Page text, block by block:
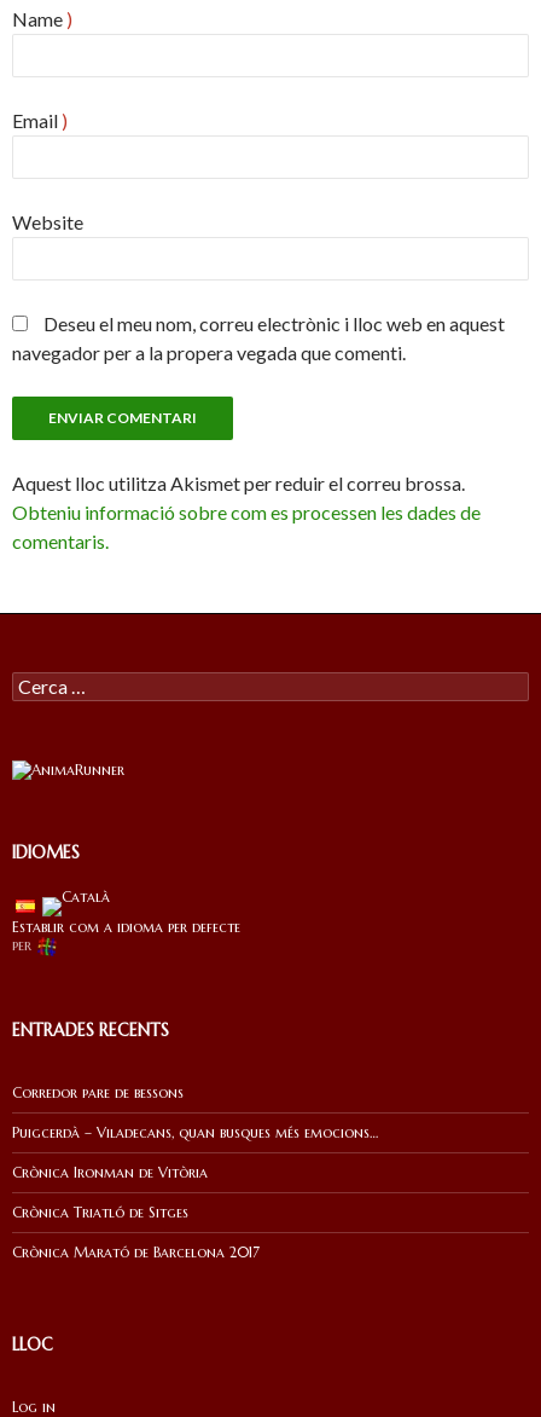
Name )
Email )
Website
Deseu el meu nom, correu electrònic i lloc web en aquest
navegador per a la propera vegada que comenti.
Aquest lloc utilitza Akismet per reduir el correu brossa.
Obteniu informació sobre com es processen les dades de
comentaris.
Cercar:
IDIOMES
Establir com a idioma per defecte
per
ENTRADES RECENTS
Corredor pare de bessons
Puigcerdà – Viladecans, quan busques més emocions…
Crònica Ironman de Vitòria
Crònica Triatló de Sitges
Crònica Marató de Barcelona 2017
LLOC
Log in